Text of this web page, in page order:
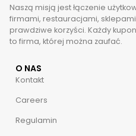
Naszą misją jest łączenie
firmami, restauracjami,
prawdziwe korzyści. Każdy
to firma, której można zaufać.
O NAS
Kontakt
Careers
Regulamin